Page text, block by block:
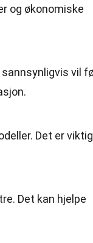
og økonomiske
vil
Det er
Det kan hjelpe